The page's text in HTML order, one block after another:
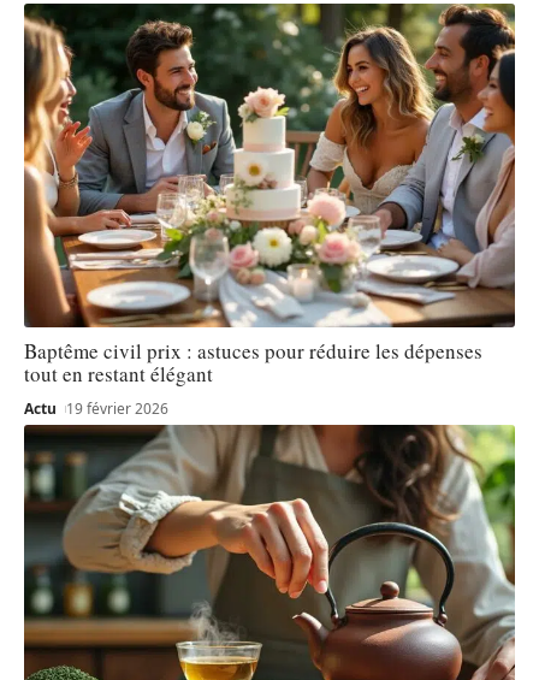
Baptême civil prix : astuces pour réduire les dépenses
tout en restant élégant
Actu 19 février 2026